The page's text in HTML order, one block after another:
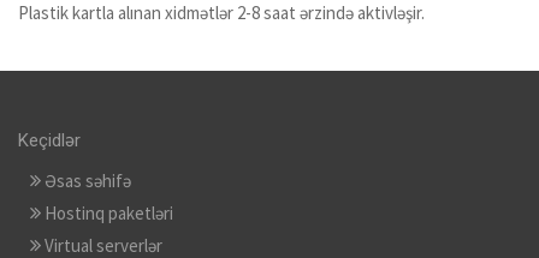
Plastik kartla alınan xidmətlər 2-8 saat ərzində aktivləşir.
Keçidlər
Əsas səhifə
Hostinq paketləri
Virtual serverlər